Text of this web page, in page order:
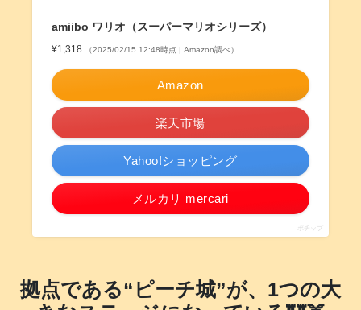
amiibo ワリオ（スーパーマリオシリーズ）
¥1,318 （2025/02/15 12:48時点 | Amazon調べ）
Amazon
楽天市場
Yahoo!ショッピング
メルカリ mercari
ポチップ
拠点である“ピーチ城”が、1つの大